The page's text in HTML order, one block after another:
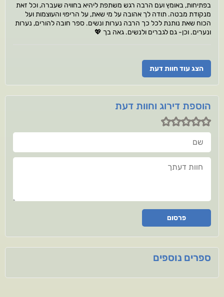
בפתיחות, באומץ ועם הרבה רגש משתפת ליהיא בחוויה שעברה, וכל זאת
מנקודת מבטה. תודה לך אהובה על מי שאת, על הריפוי והעוצמות ועל
הכוח שאת נותנת לכל כך הרבה נערות ונשים. ספר חובה להורים, נערות
ונערים. וכן- גם לגברים ולנשים. גאה בך 💖
הצג עוד חוות דעת
הוספת דירוג וחוות דעת
שם
חוות דעתך
פרסום
ספרים נוספים